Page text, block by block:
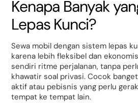
Kenapa Banyak
Lepas Kunci?
Sewa mobil dengan sistem lepas
karena lebih fleksibel dan
sendiri ritme perjalanan, tanpa
khawatir soal privasi. Cocok
aktif atau pebisnis yang perlu
tempat ke tempat lain.